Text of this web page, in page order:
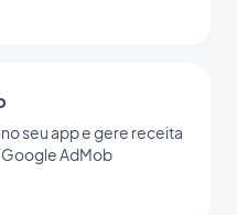
seu app e gere receita
AdMob